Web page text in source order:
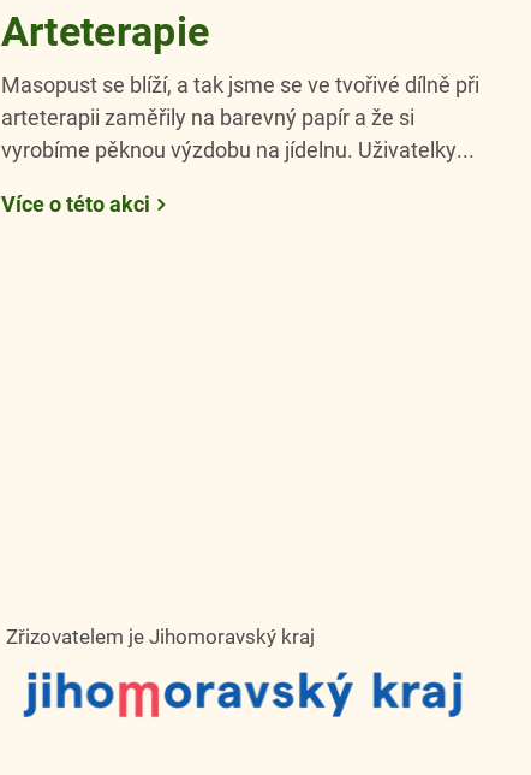
Arteterapie
Masopust se blíží, a tak jsme se ve tvořivé dílně při
arteterapii zaměřily na barevný papír a že si
vyrobíme pěknou výzdobu na jídelnu. Uživatelky...
Více o této akci
Zřizovatelem je Jihomoravský kraj